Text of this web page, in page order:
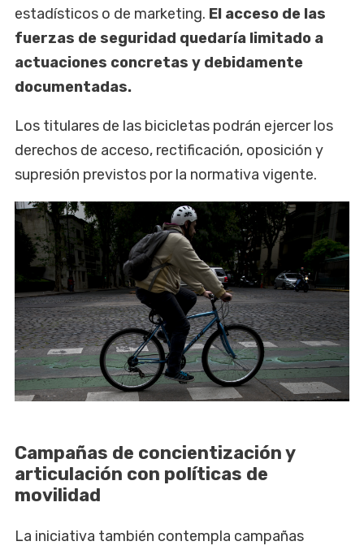
estadísticos o de marketing. El acceso de las
fuerzas de seguridad quedaría limitado a
actuaciones concretas y debidamente
documentadas.
Los titulares de las bicicletas podrán ejercer los
derechos de acceso, rectificación, oposición y
supresión previstos por la normativa vigente.
Campañas de concientización y
articulación con políticas de
movilidad
La iniciativa también contempla campañas